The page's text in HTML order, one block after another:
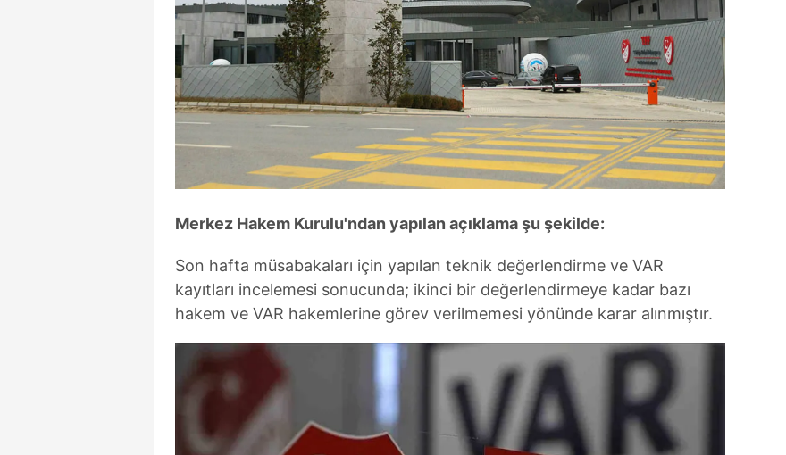
Merkez Hakem Kurulu'ndan yapılan açıklama şu şekilde:
Son hafta müsabakaları için yapılan teknik değerlendirme ve VAR
kayıtları incelemesi sonucunda; ikinci bir değerlendirmeye kadar bazı
hakem ve VAR hakemlerine görev verilmemesi yönünde karar alınmıştır.